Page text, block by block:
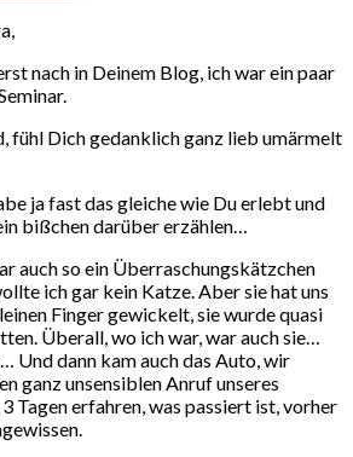
nach in Deinem Blog, ich war ein paar
fühl Dich gedanklich ganz lieb umärmelt
ja fast das gleiche wie Du erlebt und
bißchen darüber erzählen…
auch so ein Überraschungskätzchen
ich gar kein Katze. Aber sie hat uns
Finger gewickelt, sie wurde quasi
Überall, wo ich war, war auch sie…
Und dann kam auch das Auto, wir
ganz unsensiblen Anruf unseres
Tagen erfahren, was passiert ist, vorher